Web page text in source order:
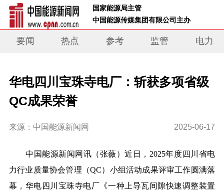
国家能源局主管
中国能源传媒集团有限公司主办
要闻 热点 参考 监管 电力
华电四川宝珠寺电厂：斩获多项省级
QC成果荣誉
来源：中国能源新闻网 2025-06-17
中国能源新闻网讯 （张薇）近日，2025年度四川省电
力行业质量协会管理（QC）小组活动成果评审工作圆满落
幕，华电四川宝珠寺电厂《一种上导瓦间隙快速调整装置